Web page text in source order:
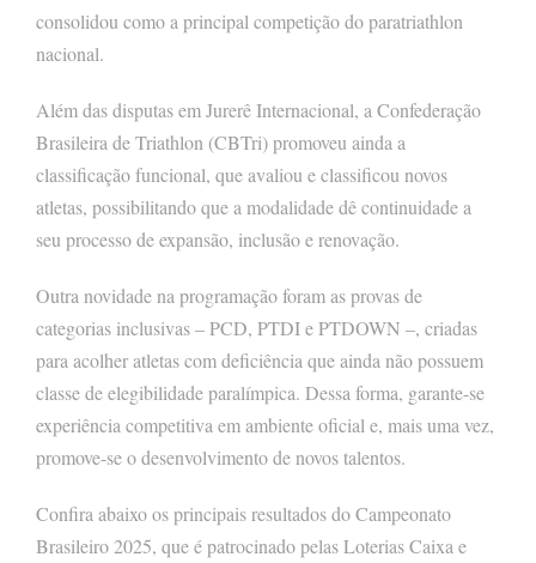
consolidou como a principal competição do paratriathlon
nacional.
Além das disputas em Jurerê Internacional, a Confederação
Brasileira de Triathlon (CBTri) promoveu ainda a
classificação funcional, que avaliou e classificou novos
atletas, possibilitando que a modalidade dê continuidade a
seu processo de expansão, inclusão e renovação.
Outra novidade na programação foram as provas de
categorias inclusivas – PCD, PTDI e PTDOWN –, criadas
para acolher atletas com deficiência que ainda não possuem
classe de elegibilidade paralímpica. Dessa forma, garante-se
experiência competitiva em ambiente oficial e, mais uma vez,
promove-se o desenvolvimento de novos talentos.
Confira abaixo os principais resultados do Campeonato
Brasileiro 2025, que é patrocinado pelas Loterias Caixa e